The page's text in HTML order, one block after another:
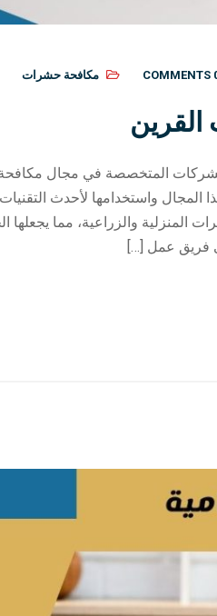
0 مكافحة حشرات
المتخصصة في مجال مكافحة
واستخدامها لأحدث التقنيات
والزراعية، مما يجعلها
فريق عمل […]